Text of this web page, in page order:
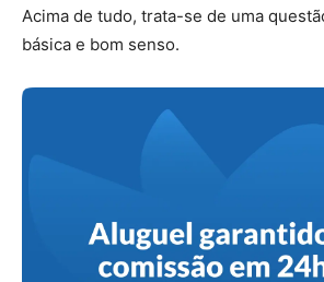
Acima de tudo, trata-se de uma
básica e bom senso.